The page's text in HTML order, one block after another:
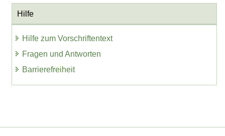
Hilfe
Hilfe zum Vorschriftentext
Fragen und Antworten
Barrierefreiheit